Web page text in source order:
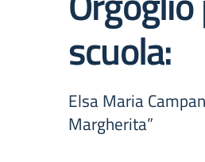
scuola:
Elsa Maria
Margherita”